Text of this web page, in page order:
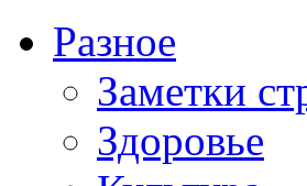
Разное
Заметки
Здоровье